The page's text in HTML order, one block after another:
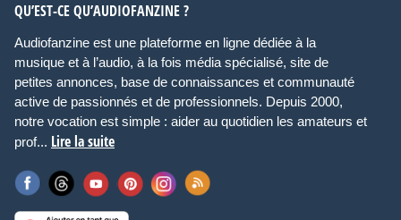
QU’EST-CE QU’AUDIOFANZINE ?
Audiofanzine est une plateforme en ligne dédiée à la
musique et à l’audio, à la fois média spécialisé, site de
petites annonces, base de connaissances et communauté
active de passionnés et de professionnels. Depuis 2000,
notre vocation est simple : aider au quotidien les amateurs et
prof... Lire la suite